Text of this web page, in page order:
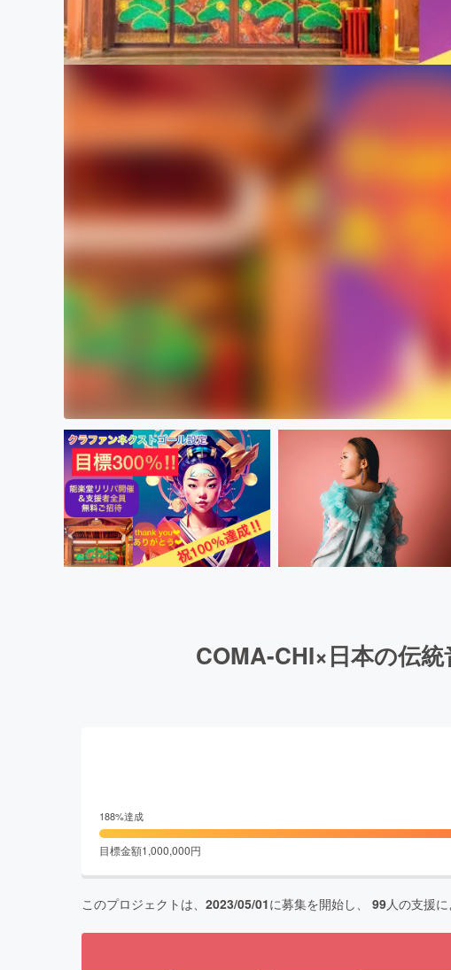
COMA-CHI×日本の伝
188%達成
目標金額1,000,000円
このプロジェクトは、 2023/05/01に募集を開始し、 99人の支援に